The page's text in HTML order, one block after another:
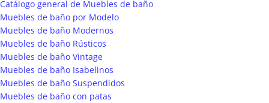
Catálogo general de Muebles de baño
Muebles de baño por Modelo
Muebles de baño Modernos
Muebles de baño Rústicos
Muebles de baño Vintage
Muebles de baño Isabelinos
Muebles de baño Suspendidos
Muebles de baño con patas